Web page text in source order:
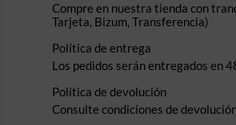
Compre en nuestra tienda con
Tarjeta, Bizum, Transferencia)
Política de entrega
Los pedidos serán entregados en
Política de devolución
Consulte condiciones de